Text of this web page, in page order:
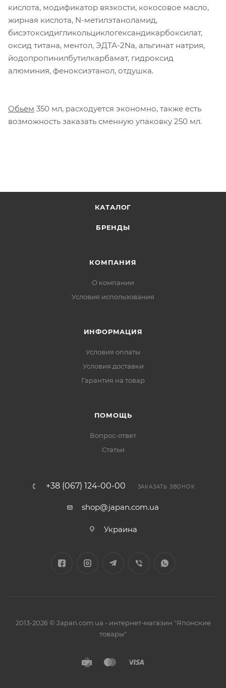
кислота, модификатор вязкости, кокосовое масло,
жирная кислота, N-метилэтаноламид,
бисэтоксидигликольциклогександикарбоксилат,
оксид титана, ментол, ЭДТА-2Na, альгинат натрия,
йодопропинилбутилкарбамат, гидроксид
алюминия, феноксиэтанол, отдушка.
Обьем 350 мл, расходуется экономно, также есть
возможность заказать сменную упаковку 250 мл.
КАТАЛОГ
БРЕНДЫ
КОМПАНИЯ
О компании
Условия использования
ИНФОРМАЦИЯ
Условия оплаты
Условия доставки
Гарантия на товар
ПОМОЩЬ
Вопрос-ответ
Статьи
+38 (067) 124-00-00 ЗАКАЗАТЬ ЗВОНОК
shop@japan.com.ua
Украина
2013-2026 © Japan.com.ua - интернет-магазин "Японские
товары"